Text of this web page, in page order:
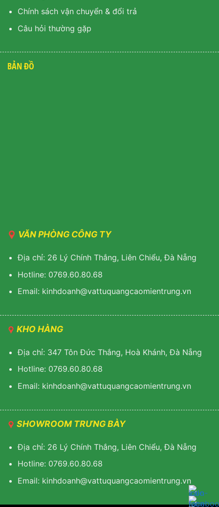
Chính sách vận chuyển & đổi trả
Câu hỏi thường gặp
BẢN ĐỒ
VĂN PHÒNG CÔNG TY
Địa chỉ: 26 Lý Chính Thắng, Liên Chiểu, Đà Nẵng
Hotline: 0769.60.80.68
Email: kinhdoanh@vattuquangcaomientrung.vn
KHO HÀNG
Địa chỉ: 347 Tôn Đức Thắng, Hoà Khánh, Đà Nẵng
Hotline: 0769.60.80.68
Email: kinhdoanh@vattuquangcaomientrung.vn
SHOWROOM TRƯNG BÀY
Địa chỉ: 26 Lý Chính Thắng, Liên Chiểu, Đà Nẵng
Hotline: 0769.60.80.68
Email: kinhdoanh@vattuquangcaomientrung.vn